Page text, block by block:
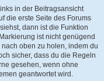
in der Beitragsansicht
die erste Seite des Forums
dann ist die Funktion
ist nicht genügend
oben zu holen, indem du
sicher, dass du die Regeln
gesehen, wenn ohne
geantwortet wird.